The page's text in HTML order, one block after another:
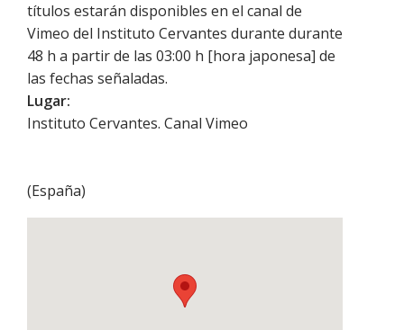
títulos estarán disponibles en el canal de
Vimeo del Instituto Cervantes durante durante
48 h a partir de las 03:00 h [hora japonesa] de
las fechas señaladas.
Lugar:
Instituto Cervantes. Canal Vimeo
(España)